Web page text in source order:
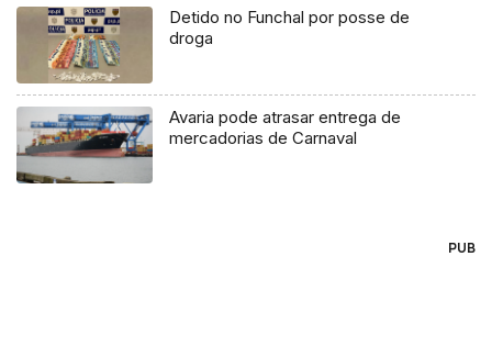
Detido no Funchal por posse de
droga
Avaria pode atrasar entrega de
mercadorias de Carnaval
PUB